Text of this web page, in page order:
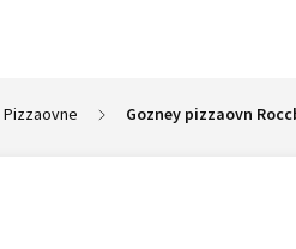
Pizzaovne Gozney pizzaovn